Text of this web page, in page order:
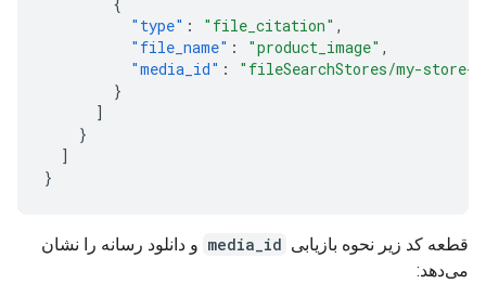
"type" : "file_citation" ,
"file_name" : "product_image" ,
"media_id" :
"fileSearchStores/my-store-
}
]
}
]
}
قطعه کد زیر نحوه بازیابی media_id و دانلود رسانه را نشان
می‌دهد: